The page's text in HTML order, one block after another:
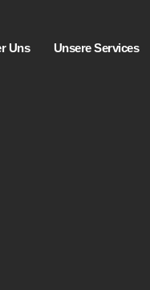
Uns Unsere Services